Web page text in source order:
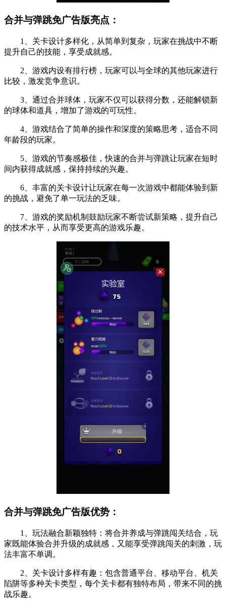
合并与弹跳免广告版亮点：
1、关卡设计多样化，从简单到复杂，玩家在挑战中不断
提升自己的技能，享受成就感。
2、游戏内设有排行榜，玩家可以与全球的其他玩家进行
比较，激发竞争意识。
3、通过合并球体，玩家不仅可以获得分数，还能解锁新
的球体和道具，增加了游戏的可玩性。
4、游戏结合了简单的操作和深度的策略思考，适合不同
年龄段的玩家。
5、游戏的节奏感极佳，快速的合并与弹跳让玩家在短时
间内获得成就感，保持持续的兴趣。
6、丰富的关卡设计让玩家在每一次游戏中都能体验到新
的挑战，避免了单一玩法的乏味。
7、游戏的奖励机制鼓励玩家不断尝试新策略，提升自己
的技术水平，从而享受更高的游戏乐趣。
合并与弹跳免广告版优势：
1、玩法融合新颖独特：将合并养成与弹跳闯关结合，玩
家既能体验合并升级的成就感，又能享受弹跳闯关的刺激，玩
法丰富不单调。
2、关卡设计多样有趣：包含普通平台、移动平台、机关
陷阱等多种关卡类型，每个关卡都有独特布局，带来不同的挑
战乐趣。